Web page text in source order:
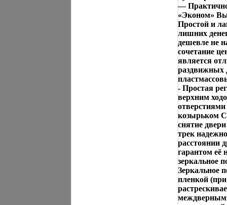
—
«Эконом» Вы
Простой и
лишних
дешевле не
сочетание
является
раздвижных
- Простая
верхним
козырьком
снятие
трек
расстоянии
гарантом её
зеркальное
Зеркальное
пленкой